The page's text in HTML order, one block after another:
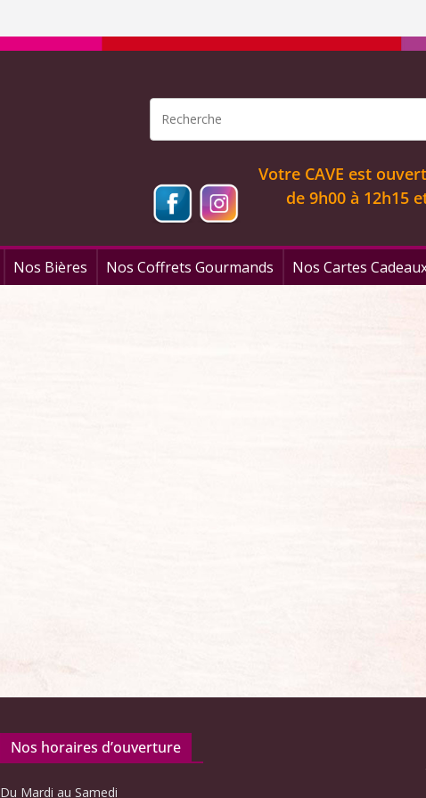
Votre CAVE est
de 9h00 à 12h15
Nos Bières Nos Coffrets Gourmands Nos Cartes
Nos horaires d’ouverture
Du Mardi au Samedi